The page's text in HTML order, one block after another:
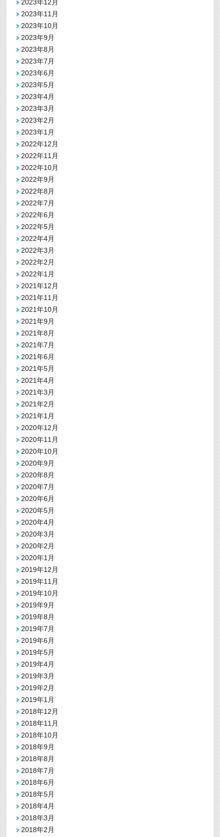
2023年12月
2023年11月
2023年10月
2023年9月
2023年8月
2023年7月
2023年6月
2023年5月
2023年4月
2023年3月
2023年2月
2023年1月
2022年12月
2022年11月
2022年10月
2022年9月
2022年8月
2022年7月
2022年6月
2022年5月
2022年4月
2022年3月
2022年2月
2022年1月
2021年12月
2021年11月
2021年10月
2021年9月
2021年8月
2021年7月
2021年6月
2021年5月
2021年4月
2021年3月
2021年2月
2021年1月
2020年12月
2020年11月
2020年10月
2020年9月
2020年8月
2020年7月
2020年6月
2020年5月
2020年4月
2020年3月
2020年2月
2020年1月
2019年12月
2019年11月
2019年10月
2019年9月
2019年8月
2019年7月
2019年6月
2019年5月
2019年4月
2019年3月
2019年2月
2019年1月
2018年12月
2018年11月
2018年10月
2018年9月
2018年8月
2018年7月
2018年6月
2018年5月
2018年4月
2018年3月
2018年2月